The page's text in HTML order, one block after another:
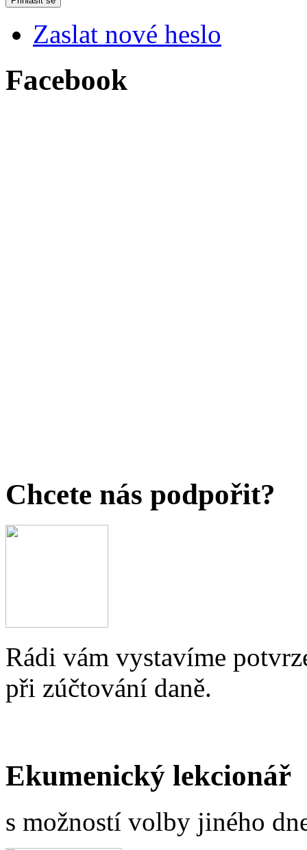
Zaslat nové heslo
Facebook
Chcete nás podpořit?
Rádi vám vystavíme
při zúčtování daně.
Ekumenický lekcionář
s možností volby jiného